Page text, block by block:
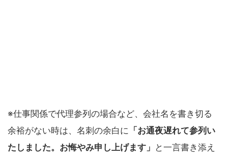
※仕事関係で代理参列の場合など、会社名を書き切る
余裕がない時は、名刺の余白に 「お通夜遅れて参列い
たしました。お悔やみ申し上げます」 と一言書き添え